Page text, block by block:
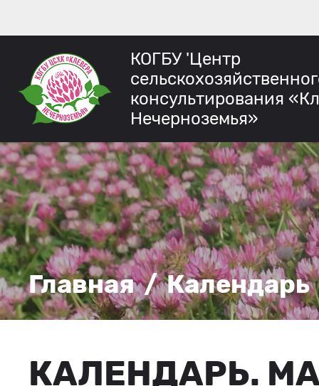
КОГБУ 'Центр
консультирования
Нечерноземья»
Главная/Календарь
КАЛЕНДАРЬ.